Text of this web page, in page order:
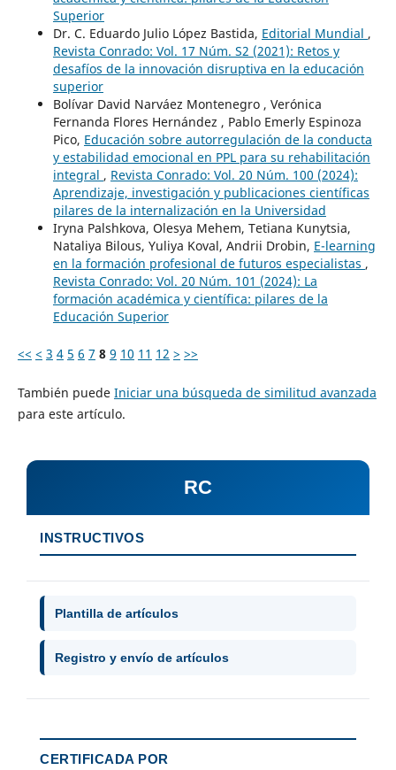
Superior
Dr. C. Eduardo Julio López Bastida, Editorial Mundial ,
Revista Conrado: Vol. 17 Núm. S2 (2021): Retos y
desafíos de la innovación disruptiva en la educación
superior
Bolívar David Narváez Montenegro , Verónica
Fernanda Flores Hernández , Pablo Emerly Espinoza
Pico, Educación sobre autorregulación de la conducta
y estabilidad emocional en PPL para su rehabilitación
integral , Revista Conrado: Vol. 20 Núm. 100 (2024):
Aprendizaje, investigación y publicaciones científicas
pilares de la internalización en la Universidad
Iryna Palshkova, Olesya Mehem, Tetiana Kunytsia,
Nataliya Bilous, Yuliya Koval, Andrii Drobin, E-learning
en la formación profesional de futuros especialistas ,
Revista Conrado: Vol. 20 Núm. 101 (2024): La
formación académica y científica: pilares de la
Educación Superior
<< < 3 4 5 6 7 8 9 10 11 12 > >>
También puede Iniciar una búsqueda de similitud avanzada
para este artículo.
RC
INSTRUCTIVOS
Plantilla de artículos
Registro y envío de artículos
CERTIFICADA POR